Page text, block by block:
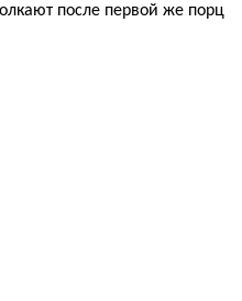
после первой же порц